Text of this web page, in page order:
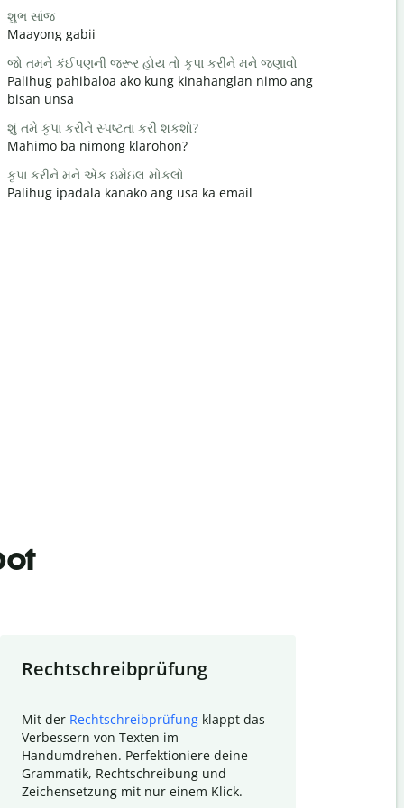
શુભ સાંજ
Maayong gabii
જો તમને કંઈપણની જરૂર હોય તો કૃપા કરીને મને જણાવો
Palihug pahibaloa ako kung kinahanglan nimo ang
bisan unsa
શું તમે કૃપા કરીને સ્પષ્ટતા કરી શકશો?
Mahimo ba nimong klarohon?
કૃપા કરીને મને એક ઇમેઇલ મોકલો
Palihug ipadala kanako ang usa ka email
Rechtschreibprüfung
Mit der Rechtschreibprüfung klappt das
Verbessern von Texten im
Handumdrehen. Perfektioniere deine
Grammatik, Rechtschreibung und
Zeichensetzung mit nur einem Klick.